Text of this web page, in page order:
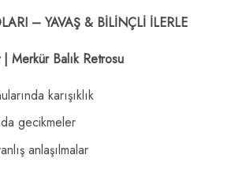
– YAVAŞ & BİLİNÇLİ İLERLE
Merkür Balık Retrosu
karışıklık
gecikmeler
anlaşılmalar